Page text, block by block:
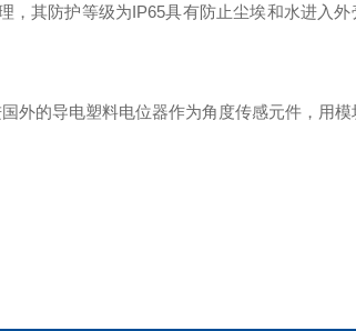
，其防护等级为IP65具有防止尘埃和水进入
外的导电塑料电位器作为角度传感元件，用模